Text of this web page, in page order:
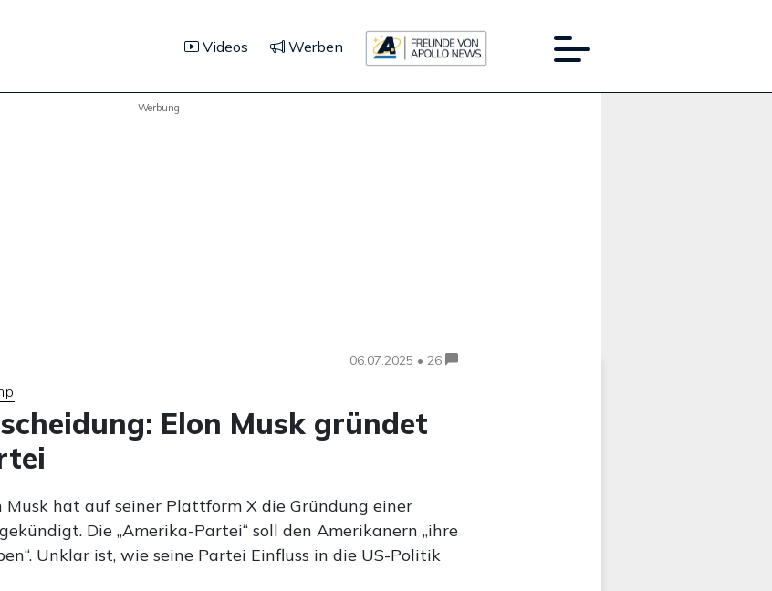
Videos Werben
Werbung
06.07.2025 • 26
Elon Musk gründet
Musk hat auf seiner Plattform X die Gründung einer
Die „Amerika-Partei“ soll den Amerikanern „ihre
Unklar ist, wie seine Partei Einfluss in die US-Politik